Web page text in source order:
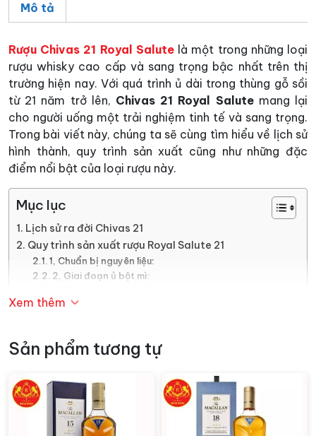
Mô tả
Rượu Chivas 21 Royal Salutelà một trong những loại
rượu whisky cao cấp và sang trọng bậc nhất trên thị
trường hiện nay. Với quá trình ủ dài trong thùng gỗ sồi
từ 21 năm trở lên, Chivas 21 Royal Salutemang lại
cho người uống một trải nghiệm tinh tế và sang trọng.
Trong bài viết này, chúng ta sẽ cùng tìm hiểu về lịch sử
hình thành, quy trình sản xuất cũng như những đặc
điểm nổi bật của loại rượu này.
Mục lục
Lịch sử ra đời Chivas 21
Quy trình sản xuất rượu Royal Salute 21
1, Chuẩn bị nguyên liệu:
2, Giai đoạn ủ bột mì:
4, Giai đoạn ủ và trưởng thành:
Các loại rượu Chivas Royal Salute 21
Đặc điểm Chivas Royal Salute 21
Lịch sử ra đời Chivas 21
Xem thêm
Sản phẩm tương tự